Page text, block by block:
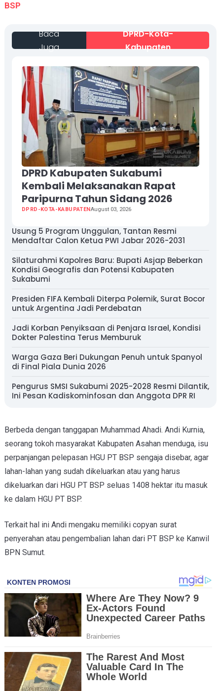
BSP
Baca
Juga
DPRD-Kota-
Kabupaten
DPRD Kabupaten Sukabumi
Kembali Melaksanakan Rapat
Paripurna Tahun Sidang 2026
DPRD-KOTA-KABUPATENAugust 03, 2026
Usung 5 Program Unggulan, Tantan Resmi
Mendaftar Calon Ketua PWI Jabar 2026-2031
Silaturahmi Kapolres Baru: Bupati Asjap Beberkan
Kondisi Geografis dan Potensi Kabupaten
Sukabumi
Presiden FIFA Kembali Diterpa Polemik, Surat Bocor
untuk Argentina Jadi Perdebatan
Jadi Korban Penyiksaan di Penjara Israel, Kondisi
Dokter Palestina Terus Memburuk
Warga Gaza Beri Dukungan Penuh untuk Spanyol
di Final Piala Dunia 2026
Pengurus SMSI Sukabumi 2025-2028 Resmi Dilantik,
Ini Pesan Kadiskominfosan dan Anggota DPR RI
Berbeda dengan tanggapan Muhammad Ahadi. Andi Kurnia,
seorang tokoh masyarakat Kabupaten Asahan menduga, isu
perpanjangan pelepasan HGU PT BSP sengaja disebar, agar
lahan-lahan yang sudah dikeluarkan atau yang harus
dikeluarkan dari HGU PT BSP seluas 1408 hektar itu masuk
ke dalam HGU PT BSP.
Terkait hal ini Andi mengaku memiliki copyan surat
penyerahan atau pengembalian lahan dari PT BSP ke Kanwil
BPN Sumut.